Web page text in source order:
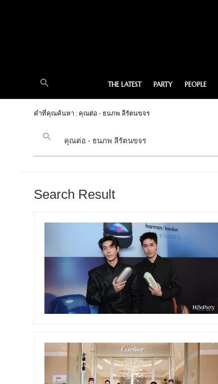
THE LATEST PARTY PEOPLE
คำที่คุณค้นหา : คุณต่อ - ธนภพ ลีรัตนขจร
Search Result